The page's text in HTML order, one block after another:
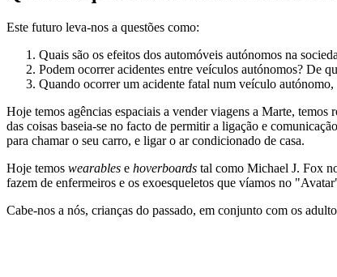
Este futuro leva-nos a questões como:
Quais são os efeitos dos automóveis autónomos na
Podem ocorrer acidentes entre veículos autónomos? De
Quando ocorrer um acidente fatal num veículo autónomo,
Hoje temos agências espaciais a vender viagens a Marte,
das coisas baseia-se no facto de permitir a ligação e
para chamar o seu carro, e ligar o ar condicionado de casa.
Hoje temos wearables e hoverboards tal como Michael J. Fox
fazem de enfermeiros e os exoesqueletos que víamos no
Cabe-nos a nós, crianças do passado, em conjunto com os